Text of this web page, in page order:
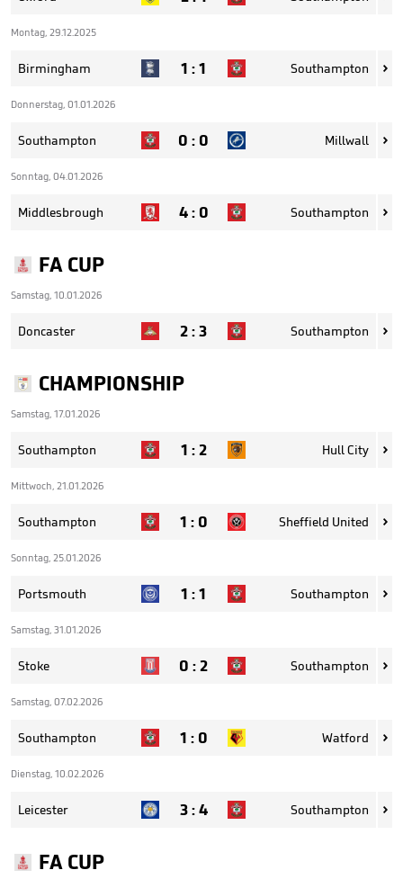
Montag, 29.12.2025
Birmingham 1 :1 Southampton 
Donnerstag, 01.01.2026
Southampton 0 : 0 Millwall 
Sonntag, 04.01.2026
Middlesbrough 4: 0 Southampton 
FA CUP
Samstag, 10.01.2026
Doncaster 2:3 Southampton 
CHAMPIONSHIP
Samstag, 17.01.2026
Southampton 1 :2 Hull City 
Mittwoch, 21.01.2026
Southampton 1 : 0 Sheffield United 
Sonntag, 25.01.2026
Portsmouth 1 :1 Southampton 
Samstag, 31.01.2026
Stoke 0 :2 Southampton 
Samstag, 07.02.2026
Southampton 1 : 0 Watford 
Dienstag, 10.02.2026
Leicester 3:4 Southampton 
FA CUP